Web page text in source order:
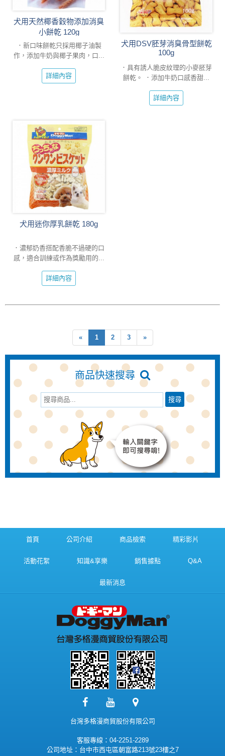
犬用天然椰香穀物添加消臭
小餅乾 120g
．新口味餅乾只採用椰子油製
作，添加牛奶與椰子果肉，口...
詳細內容
犬用DSV胚芽消臭骨型餅乾
100g
．具有誘人脆皮紋理的小麥胚芽
餅乾。 ．添加牛奶口感香甜...
詳細內容
犬用迷你厚乳餅乾 180g
．濃郁奶香搭配香脆不過硬的口
感，適合訓練或作為獎勵用的...
詳細內容
« 1 2 3 »
商品快速搜尋
首頁 公司介紹 商品檢索 精彩影片
活動花絮 知識&享樂 銷售據點 Q&A
最新消息
台灣多格漫商貿股份有限公司
客服專線：04-2251-2289
公司地址：台中市西屯區朝富路213號23樓之7